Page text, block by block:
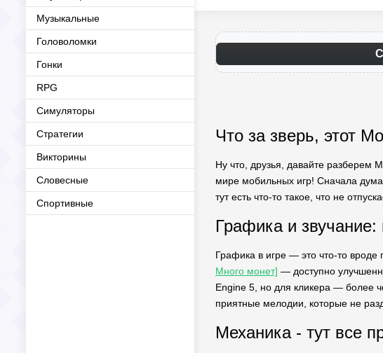
Музыкальные
Головоломки
Гонки
RPG
Симуляторы
Стратегии
Викторины
Словесные
Спортивные
Что за зверь, этот
Ну что, друзья, давайте разберем
мире мобильных игр! Сначала
тут есть что-то такое, что не
Графика и звучание:
Графика в игре — это что-то вроде
Много монет] — доступно
Engine 5, но для кликера — более
приятные мелодии, которые не
Механика - тут все